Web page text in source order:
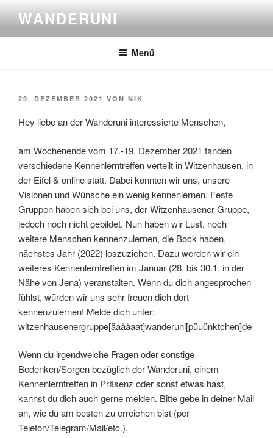
Inhalt
springen
WANDERUNI
Menü
VERÖFFENTLICHT
29. DEZEMBER 2021 VON NIK
Hey liebe an der Wanderuni interessierte Menschen,
am Wochenende vom 17.-19. Dezember 2021 fanden
verschiedene Kennenlerntreffen verteilt in Witzenhausen, in
der Eifel & online statt. Dabei konnten wir uns, unsere
Visionen und Wünsche ein wenig kennenlernen. Feste
Gruppen haben sich bei uns, der Witzenhausener Gruppe,
jedoch noch nicht gebildet. Nun haben wir Lust, noch
weitere Menschen kennenzulernen, die Bock haben,
nächstes Jahr (2022) loszuziehen. Dazu werden wir ein
weiteres Kennenlerntreffen im Januar (28. bis 30.1. in der
Nähe von Jena) veranstalten. Wenn du dich angesprochen
fühlst, würden wir uns sehr freuen dich dort
kennenzulernen! Melde dich unter:
witzenhausenergruppe[äaääaat]wanderuni[püuünktchen]de
Wenn du irgendwelche Fragen oder sonstige
Bedenken/Sorgen bezüglich der Wanderuni, einem
Kennenlerntreffen in Präsenz oder sonst etwas hast,
kannst du dich auch gerne melden. Bitte gebe in deiner Mail
an, wie du am besten zu erreichen bist (per
Telefon/Telegram/Mail/etc.).